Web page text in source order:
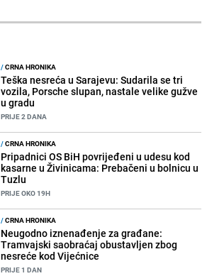
/CRNA HRONIKA
Teška nesreća u Sarajevu: Sudarila se tri
vozila, Porsche slupan, nastale velike gužve
u gradu
PRIJE 2 DANA
/CRNA HRONIKA
Pripadnici OS BiH povrijeđeni u udesu kod
kasarne u Živinicama: Prebačeni u bolnicu u
Tuzlu
PRIJE OKO 19H
/CRNA HRONIKA
Neugodno iznenađenje za građane:
Tramvajski saobraćaj obustavljen zbog
nesreće kod Vijećnice
PRIJE 1 DAN